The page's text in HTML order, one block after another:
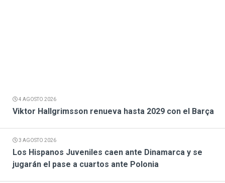
4 AGOSTO 2026
Viktor Hallgrimsson renueva hasta 2029 con el Barça
3 AGOSTO 2026
Los Hispanos Juveniles caen ante Dinamarca y se
jugarán el pase a cuartos ante Polonia